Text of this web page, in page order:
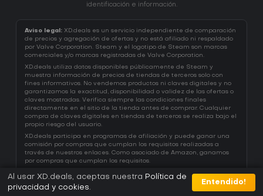
identificación e información.
Aviso legal: XD.deals es un servicio independiente de comparación
de precios y agregación de ofertas y no está afiliado ni respaldado
por Valve Corporation. Steam y el logotipo de Steam son marcas
comerciales y/o marcas registradas de Valve Corporation.
XD.deals utiliza datos disponibles públicamente de Steam y
muestra información de precios de tiendas de terceros solo con
fines informativos. No vendemos productos ni claves digitales y no
garantizamos la exactitud, disponibilidad o validez de las ofertas o
claves mostradas. Verifica siempre las condiciones finales
directamente en el sitio de la tienda antes de comprar. Cualquier
compra de claves digitales en tiendas de terceros se realiza bajo el
propio riesgo del usuario.
XD.deals participa en programas de afiliación y puede ganar una
comisión por compras que cumplan los requisitos realizadas a
través de nuestros enlaces. Como asociado de Amazon, ganamos
por compras que cumplan los requisitos.
Al usar XD.deals, aceptas nuestra Política de
privacidad y cookies
Entendido!